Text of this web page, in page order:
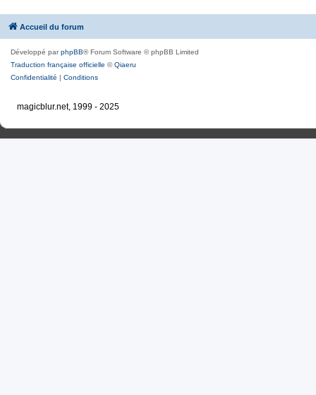
Accueil du forum
Développé parphpBB® Forum Software © phpBB Limited
Traduction française officielle ©Qiaeru
Confidentialité | Conditions
magicblur.net, 1999 - 2025